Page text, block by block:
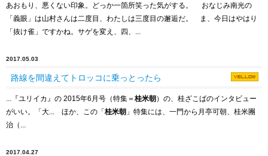
あおもり、悪くない印象。どっか一箇所笑った気がする。 おなじみ南光の
「義眼」は山村さんは二度目、わたしは三度目の邂逅だ。 ま、今日はやはり
「抜け雀」ですかね。サゲを変え、四、...
2017.05.03
路線を間違えてトロッコに乗っとったら
...『ユリイカ』の 2015年6月号（特集＝ 桂米朝）の、桂ざこばのインタビュー
がいい。「大... ほか、この「桂米朝 」特集には、一門から月亭可朝、桂米團
治（...
2017.04.27